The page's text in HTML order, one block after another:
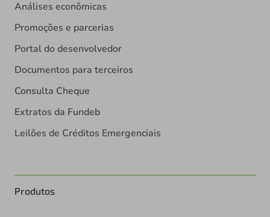
Análises econômicas
Promoções e parcerias
Portal do desenvolvedor
Documentos para terceiros
Consulta Cheque
Extratos da Fundeb
Leilões de Créditos Emergenciais
Produtos